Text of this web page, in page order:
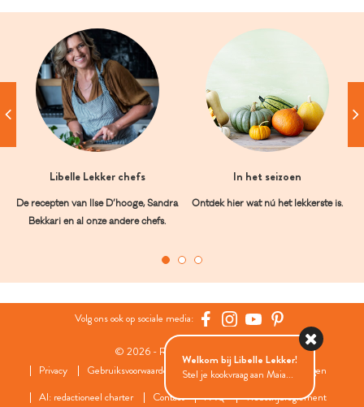
Libelle Lekker chefs
De recepten van Ilse D’hooge, Sandra
Bekkari en al onze andere chefs.
In het seizoen
Ontdek hier wat nú het lekkerste is.
Volg ons ook op sociale media:
© 2026 - Roularta Media Group
Privacy
Gebruiksvoorwaarden Cookies
Cookies instellingen
AI: redactioneel charter
Contact FAQ Wedstrijdreglement
Welkom bij Libelle Lekker!
Stel je kookvraag aan Maia...